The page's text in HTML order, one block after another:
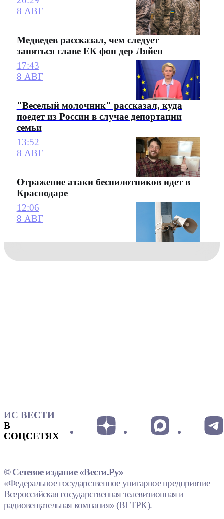
8 АВГ
Медведев рассказал, чем следует
заняться главе ЕК фон дер Ляйен
17:43
8 АВГ
"Веселый молочник" рассказал, куда
поедет из России в случае депортации
семьи
13:52
8 АВГ
Отражение атаки беспилотников идет в
Краснодаре
12:06
8 АВГ
ИС ВЕСТИ
В
СОЦСЕТЯХ
© Сетевое издание «Вести.Ру»
«Федеральное государственное унитарное предприятие
Всероссийская государственная телевизионная и
радиовещательная компания» (ВГТРК).